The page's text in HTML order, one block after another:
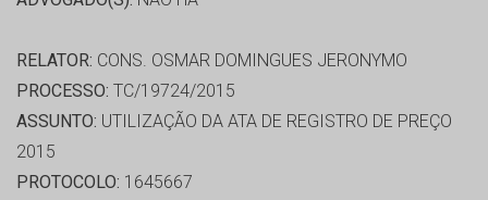
RELATOR: CONS. OSMAR DOMINGUES JERONYMO
PROCESSO: TC/19724/2015
ASSUNTO: UTILIZAÇÃO DA ATA DE REGISTRO DE PREÇO
2015
PROTOCOLO: 1645667